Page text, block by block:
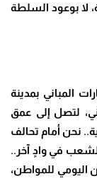
لا بوعود السلطة
المباني بمدينة
لتصل إلى عمق
نحن أمام تحالف
في وادٍ آخر..
اليومي للمواطن،